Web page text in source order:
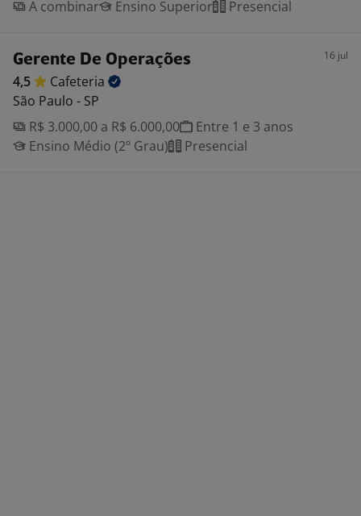
A combinar Ensino Superior Presencial
Gerente De Operações 16 jul
4,5
Cafeteria
São Paulo - SP
R$ 3.000,00 a R$ 6.000,00
Entre 1 e 3 anos
Ensino Médio (2º Grau)
Presencial